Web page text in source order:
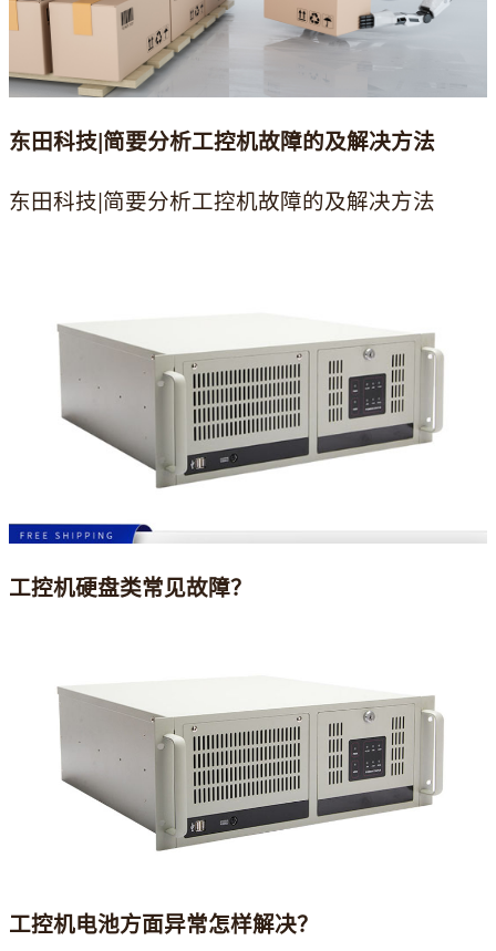
东田科技|简要分析工控机故障的及解决方法
东田科技|简要分析工控机故障的及解决方法
工控机硬盘类常见故障？
工控机电池方面异常怎样解决？